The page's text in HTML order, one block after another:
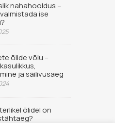
nahahooldus –
ise
õlide võlu –
ja säilivusaeg
õlidel on